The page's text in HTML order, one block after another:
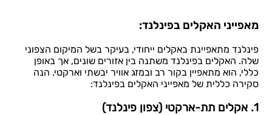
מאפייני האקלים בפינלנד:
פינלנד מתאפיינת באקלים ייחודי, בעיקר בשל המיקום הצפוני
שלה. האקלים בפינלנד משתנה בין אזורים שונים, אך באופן
כללי, הוא מתאפיין בקור רב ובמזג אוויר יבשתי וארקטי. הנה
סקירה כללית של מאפייני האקלים בפינלנד:
1. אקלים תת-ארקטי (צפון פינלנד)